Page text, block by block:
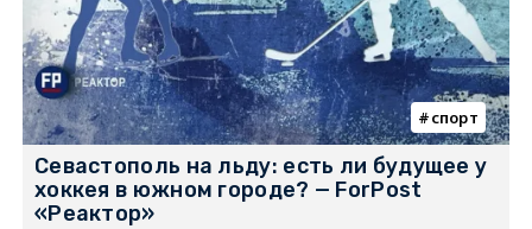
спорт
Севастополь на льду: есть ли будущее у
хоккея в южном городе? — ForPost
«Реактор»